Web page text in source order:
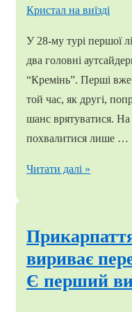
У 28-му турі першої
два головні
“Кремінь”. Перші
той час, як другі,
шанс врятуватися.
похвалитися лише …
Перша
місяців.
Кремінь
обігрує
Читати далі »
вириває
Є перший